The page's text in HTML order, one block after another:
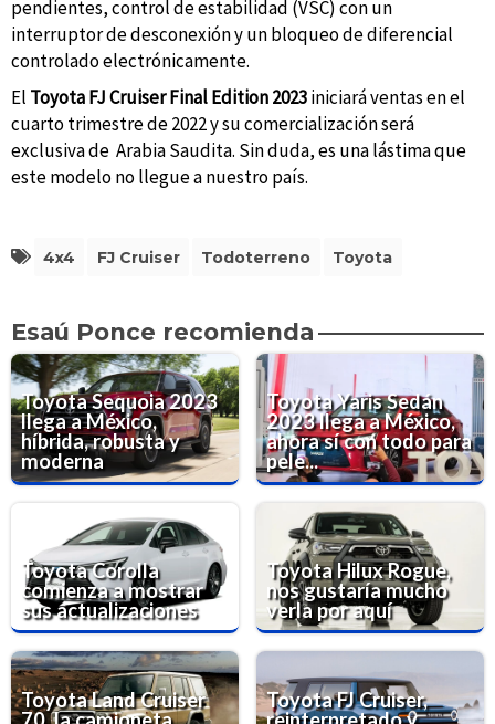
pendientes, control de estabilidad (VSC) con un
interruptor de desconexión y un bloqueo de diferencial
controlado electrónicamente.
El Toyota FJ Cruiser Final Edition 2023iniciará ventas en el
cuarto trimestre de 2022 y su comercialización será
exclusiva de Arabia Saudita. Sin duda, es una lástima que
este modelo no llegue a nuestro país.
4x4 FJ Cruiser Todoterreno Toyota
Esaú Ponce recomienda
Toyota Sequoia 2023
llega a México,
híbrida, robusta y
moderna
Toyota Yaris Sedán
2023 llega a México,
ahora sí con todo para
pele...
Toyota Corolla
comienza a mostrar
sus actualizaciones
Toyota Hilux Rogue,
nos gustaría mucho
verla por aquí
Toyota Land Cruiser
Toyota FJ Cruiser,